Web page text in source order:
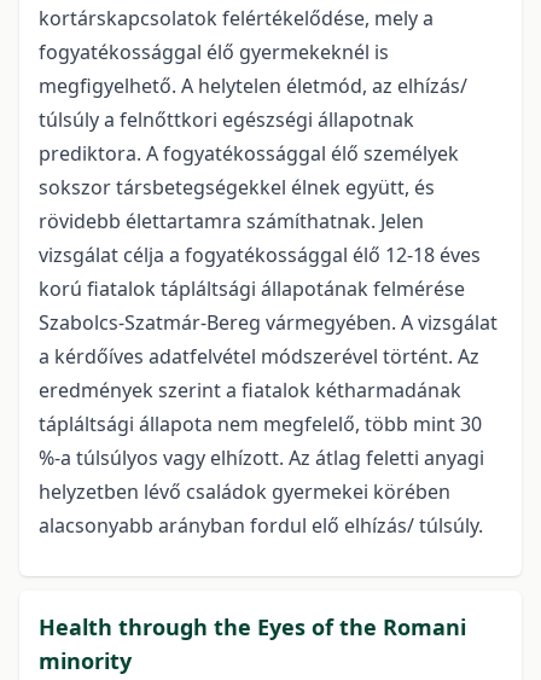
kortárskapcsolatok felértékelődése, mely a
fogyatékossággal élő gyermekeknél is
megfigyelhető. A helytelen életmód, az elhízás/
túlsúly a felnőttkori egészségi állapotnak
prediktora. A fogyatékossággal élő személyek
sokszor társbetegségekkel élnek együtt, és
rövidebb élettartamra számíthatnak. Jelen
vizsgálat célja a fogyatékossággal élő 12-18 éves
korú fiatalok tápláltsági állapotának felmérése
Szabolcs-Szatmár-Bereg vármegyében. A vizsgálat
a kérdőíves adatfelvétel módszerével történt. Az
eredmények szerint a fiatalok kétharmadának
tápláltsági állapota nem megfelelő, több mint 30
%-a túlsúlyos vagy elhízott. Az átlag feletti anyagi
helyzetben lévő családok gyermekei körében
alacsonyabb arányban fordul elő elhízás/ túlsúly.
Health through the Eyes of the Romani
minority